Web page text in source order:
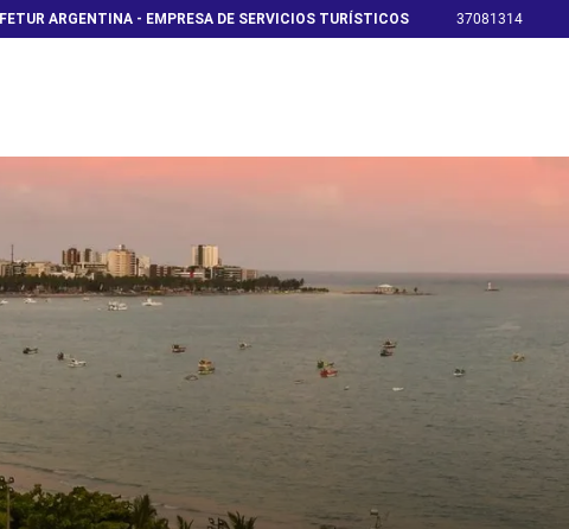
FETUR ARGENTINA - EMPRESA DE SERVICIOS TURÍSTICOS 37081314